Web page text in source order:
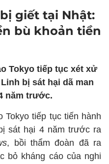
giết tại Nhật:
bù khoản tiền
Tokyo tiếp tục xét xử
bị sát hại dã man
năm trước.
Tokyo tiếp tục tiến hành
sát hại 4 năm trước ra
, bồi thẩm đoàn đã ra
bỏ kháng cáo của nghi